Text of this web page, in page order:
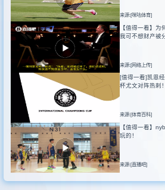
来源:[咪咕体育]
【值得一看】为
我可不想财产被
来源:[网络上传]
[值得一看]凯恩
杯尤文对阵热刺！
来源:[体育百科]
【值得一看】
玩的！
来源:[直播吧]